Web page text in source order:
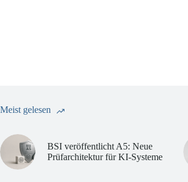
Meist gelesen
BSI veröffentlicht A5: Neue
Prüfarchitektur für KI-Systeme